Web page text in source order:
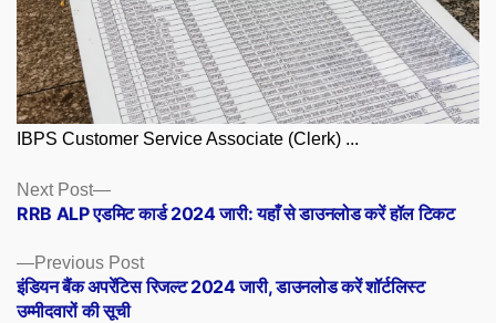
IBPS Customer Service Associate (Clerk) ...
Posts
navigation
Previous PostPrevious
post:
इंडियन बैंक अपरेंटिस रिजल्ट 2024 जारी, डाउनलोड करें शॉर्टलिस्ट
उम्मीदवारों की सूची
Next Post
Next
post:
RRB ALP एडमिट कार्ड 2024 जारी: यहाँ से डाउनलोड करें हॉल टिकट